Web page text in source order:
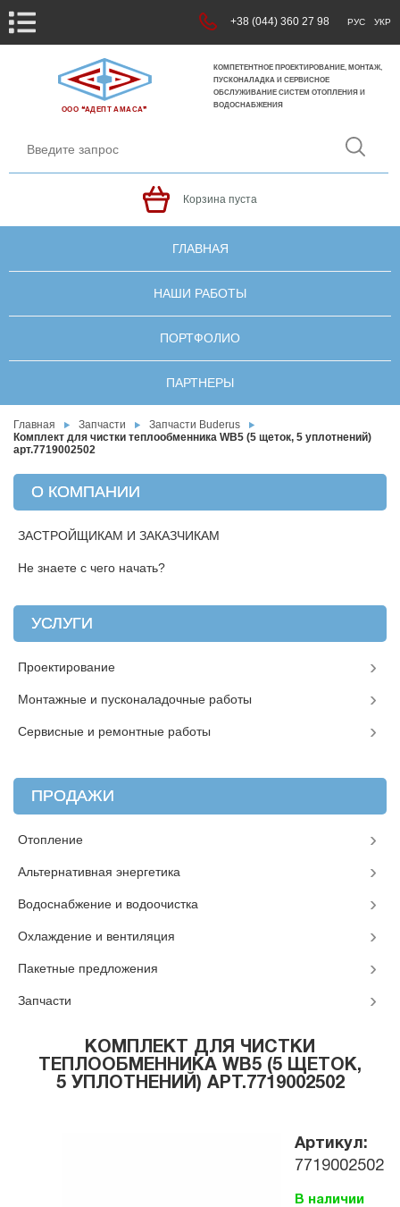
+38 (044) 360 27 98 РУС УКР
ООО ❝АДЕПТ АМАСА❞
КОМПЕТЕНТНОЕ ПРОЕКТИРОВАНИЕ, МОНТАЖ,
ПУСКОНАЛАДКА И СЕРВИСНОЕ
ОБСЛУЖИВАНИЕ СИСТЕМ ОТОПЛЕНИЯ И
ВОДОСНАБЖЕНИЯ
Корзина пуста
ГЛАВНАЯ
НАШИ РАБОТЫ
ПОРТФОЛИО
ПАРТНЕРЫ
Главная Запчасти
Запчасти Buderus
Комплект для чистки теплообменника WB5 (5 щеток, 5 уплотнений)
арт.7719002502
КОМПЛЕКТ ДЛЯ ЧИСТКИ
ТЕПЛООБМЕННИКА WB5 (5 ЩЕТОК,
5 УПЛОТНЕНИЙ) АРТ.7719002502
Артикул:
7719002502
В наличии
О КОМПАНИИ
ЗАСТРОЙЩИКАМ И ЗАКАЗЧИКАМ
Не знаете с чего начать?
УСЛУГИ
Проектирование
Монтажные и пусконаладочные работы
Сервисные и ремонтные работы
ПРОДАЖИ
Отопление
Альтернативная энергетика
Водоснабжение и водоочистка
Охлаждение и вентиляция
Пакетные предложения
Запчасти